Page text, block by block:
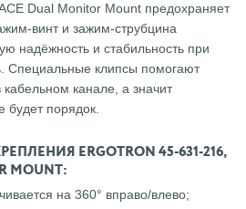
Dual Monitor Mount предохраняет
винт и зажим-струбцина
надёжность и стабильность при
Специальные клипсы помогают
канале, а значит
порядок.
ERGOTRON 45-631-216,
MOUNT:
на 360° вправо/влево;